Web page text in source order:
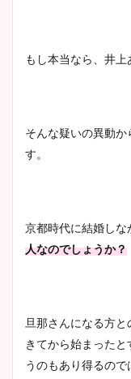
もし本当なら、井上
そんな疑いの異動か
す。
京都時代に結婚しな
人なのでしょうか？
旦那さんになる方と
きてから始まったと
うのもあり得るので